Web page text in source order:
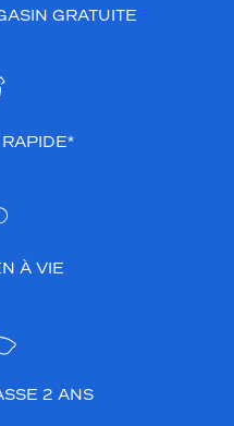
GRATUITE
À VIE
2 ANS